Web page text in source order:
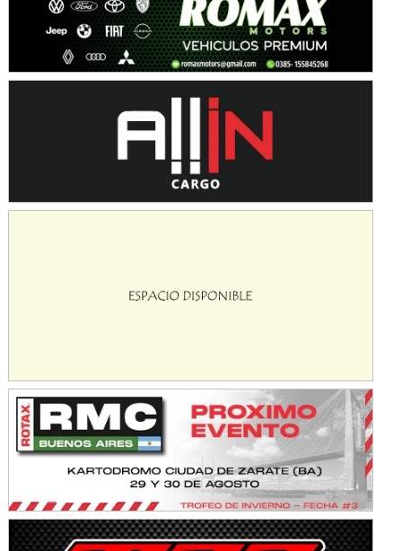
Ciudad de Trenque Lauquen (Asfalto)
Trenque Lauquen (Buenos Aires)
VICTORIENSE - F7
Ciudad de Avellaneda (Asfalto)
Avellaneda (Santa Fe)
SUR SANTAFESINO - F4
José Samuel Sánchez (Tierra)
Rufino (Santa Fe)
TUCUMANO - F5
Juan Navarro (Asfalto)
El Timbó (Tucumán)